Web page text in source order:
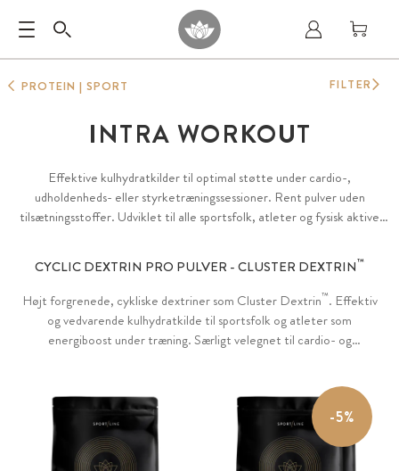
PROTEIN | SPORT
INTRA WORKOUT
Effektive kulhydratkilder til optimal støtte under cardio-,
udholdenheds- eller styrketræningssessioner. Rent pulver uden
tilsætningsstoffer. Udviklet til alle sportsfolk, atleter og fysisk aktive
CYCLIC DEXTRIN PRO PULVER - CLUSTER DEXTRIN™
Højt forgrenede, cykliske dextriner som Cluster Dextrin™. Effektiv
og vedvarende kulhydratkilde til sportsfolk og atleter som
energiboost under træning. Særligt velegnet til cardio- og
-5%
FILTER